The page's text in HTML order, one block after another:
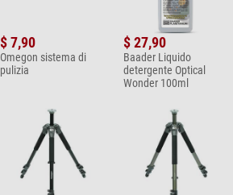
$ 7,90
Omegon sistema di
pulizia
$ 27,90
Baader Liquido
detergente Optical
Wonder 100ml